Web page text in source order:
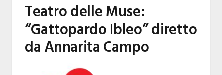
Teatro delle Muse:
“Gattopardo Ibleo” diretto
da Annarita Campo